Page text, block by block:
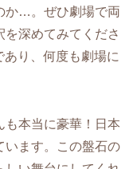
か…。ぜひ劇場で両
深めてみてくださ
り、何度も劇場に
も本当に豪華！日本
います。この盤石の